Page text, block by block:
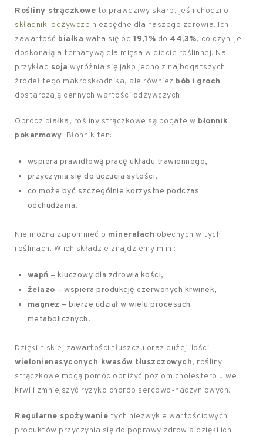
Rośliny strączkowe to prawdziwy skarb, jeśli chodzi o
składniki odżywcze niezbędne dla naszego zdrowia. Ich
zawartość białka waha się od 19,1% do 44,3%, co czyni je
doskonałą alternatywą dla mięsa w diecie roślinnej. Na
przykład soja wyróżnia się jako jedno z najbogatszych
źródeł tego makroskładnika, ale również bób i groch
dostarczają cennych wartości odżywczych.
Oprócz białka, rośliny strączkowe są bogate w błonnik
pokarmowy. Błonnik ten:
wspiera prawidłową pracę układu trawiennego,
przyczynia się do uczucia sytości,
co może być szczególnie korzystne podczas
odchudzania.
Nie można zapomnieć o minerałach obecnych w tych
roślinach. W ich składzie znajdziemy m.in.:
wapń – kluczowy dla zdrowia kości,
żelazo – wspiera produkcję czerwonych krwinek,
magnez – bierze udział w wielu procesach
metabolicznych.
Dzięki niskiej zawartości tłuszczu oraz dużej ilości
wielonienasyconych kwasów tłuszczowych, rośliny
strączkowe mogą pomóc obniżyć poziom cholesterolu we
krwi i zmniejszyć ryzyko chorób sercowo-naczyniowych.
Regularne spożywanie tych niezwykle wartościowych
produktów przyczynia się do poprawy zdrowia dzięki ich